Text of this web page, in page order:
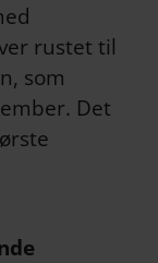
rustet til
som
Det